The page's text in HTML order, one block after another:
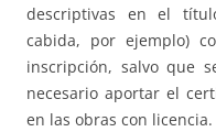
descriptivas en el
cabida, por ejemplo)
inscripción, salvo que
necesario aportar el
en las obras con licencia.